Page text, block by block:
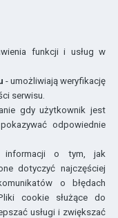
funkcji i usług w
- umożliwiają weryfikację
serwisu.
gdy użytkownik jest
odpowiednie
informacji o tym, jak
dotyczyć najczęściej
o błędach
cookie służące do
usługi i zwiększać